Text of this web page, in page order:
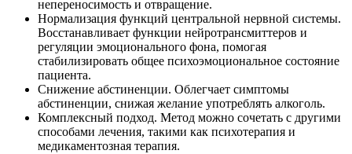
непереносимость и отвращение.
Нормализация функций центральной нервной системы.
Восстанавливает функции нейротрансмиттеров и
регуляции эмоционального фона, помогая
стабилизировать общее психоэмоциональное состояние
пациента.
Снижение абстиненции. Облегчает симптомы
абстиненции, снижая желание употреблять алкоголь.
Комплексный подход. Метод можно сочетать с другими
способами лечения, такими как психотерапия и
медикаментозная терапия.